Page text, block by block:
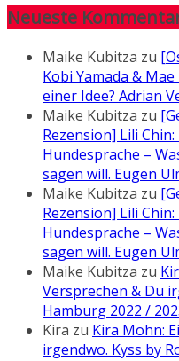
Neueste
Maike Kubitza zu
Kobi Yamada &
einer Idee? Adrian
Maike Kubitza zu
Rezension] Lili
Hundesprache –
sagen will. Eugen
Maike Kubitza zu
Rezension] Lili
Hundesprache –
sagen will. Eugen
Maike Kubitza zu
Versprechen & Du
Hamburg 2022 /
Kira zu Kira Mohn:
irgendwo. Kyss by